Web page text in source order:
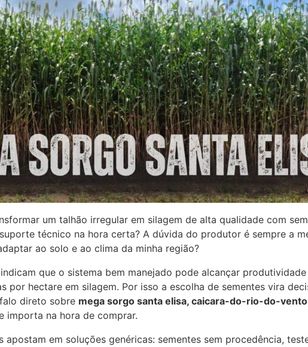
um talhão irregular em silagem de alta qualidade com
técnico na hora certa? A dúvida do produtor é sempre a
ao solo e ao clima da minha região?
que o sistema bem manejado pode alcançar
por hectare em silagem. Por isso a escolha de sementes vira
direto sobre mega sorgo santa elisa, caicara-do-rio-do-
importa na hora de comprar.
apostam em soluções genéricas: sementes sem procedência,